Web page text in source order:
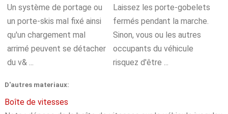
Un système de portage ou
un porte-skis mal fixé ainsi
qu'un chargement mal
arrimé peuvent se détacher
du v& ...
Laissez les porte-gobelets
fermés pendant la marche.
Sinon, vous ou les autres
occupants du véhicule
risquez d'être ...
D'autres materiaux:
Boîte de vitesses